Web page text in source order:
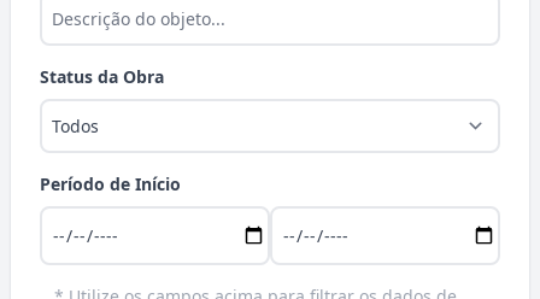
Status da Obra
Período de Início